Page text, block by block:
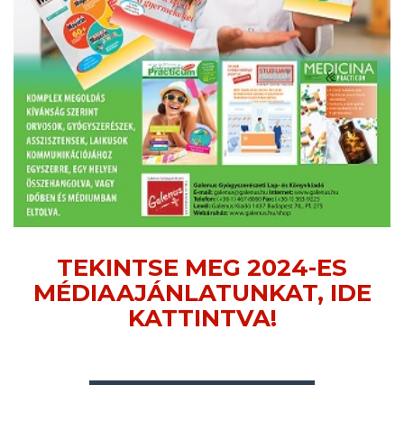
TEKINTSE MEG 2024-ES
MÉDIAAJÁNLATUNKAT, IDE
KATTINTVA!